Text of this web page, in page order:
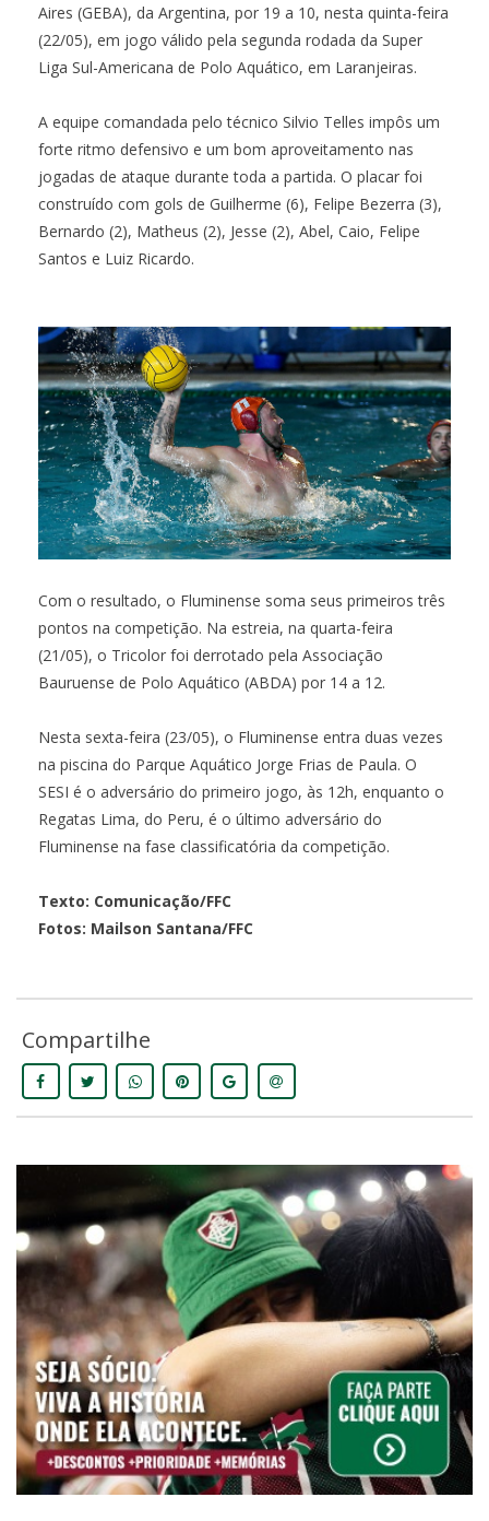
Aires (GEBA), da Argentina, por 19 a 10, nesta quinta-feira
(22/05), em jogo válido pela segunda rodada da Super
Liga Sul-Americana de Polo Aquático, em Laranjeiras.
A equipe comandada pelo técnico Silvio Telles impôs um
forte ritmo defensivo e um bom aproveitamento nas
jogadas de ataque durante toda a partida. O placar foi
construído com gols de Guilherme (6), Felipe Bezerra (3),
Bernardo (2), Matheus (2), Jesse (2), Abel, Caio, Felipe
Santos e Luiz Ricardo.
Com o resultado, o Fluminense soma seus primeiros três
pontos na competição. Na estreia, na quarta-feira
(21/05), o Tricolor foi derrotado pela Associação
Bauruense de Polo Aquático (ABDA) por 14 a 12.
Nesta sexta-feira (23/05), o Fluminense entra duas vezes
na piscina do Parque Aquático Jorge Frias de Paula. O
SESI é o adversário do primeiro jogo, às 12h, enquanto o
Regatas Lima, do Peru, é o último adversário do
Fluminense na fase classificatória da competição.
Texto: Comunicação/FFC
Fotos: Mailson Santana/FFC
Compartilhe